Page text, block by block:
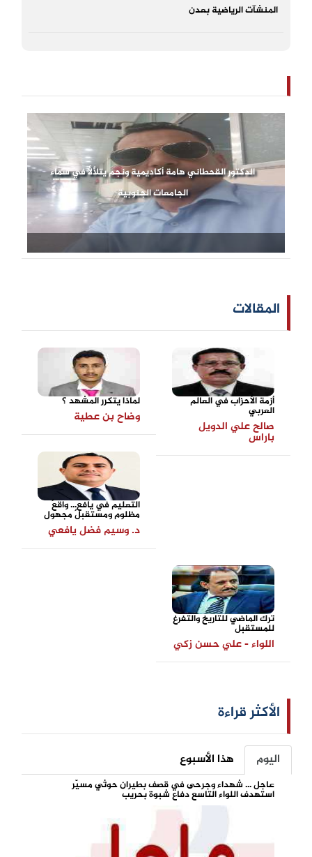
المنشآت الرياضية بعدن
الدكتور القحطاني هامة أكاديمية ونجم يتلألأ في سماء
الجامعات الجنوبية
المقالات
أزمة الأحزاب في العالم
العربي
صالح علي الدويل
باراس
لماذا يتكرر المشهد ؟
وضاح بن عطية
التعليم في يافع... واقعٌ
مظلوم ومستقبلٌ مجهول
د. وسيم فضل يافعي
ترك الماضي للتاريخ والتفرغ
للمستقبل
اللواء - علي حسن زكي
الأكثر قراءة
اليوم هذا الأسبوع
عاجل ... شهداء وجرحى في قصف بطيران حوثي مسيّر
استهدف اللواء التاسع دفاع شبوة بحريب